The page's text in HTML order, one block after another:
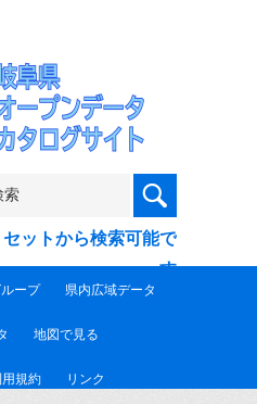
ットから検索可能で
す
ープ 県内広域データ
地図で見る
規約 リンク